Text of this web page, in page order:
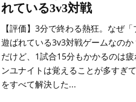
れている3v3対戦
【評価】3分で終わる熱狂。なぜ
遊ばれている3v3対戦ゲームなの
だけど、1試合15分もかかるのは
ンユナイトは覚えることが多すぎ
をすべて解決した...